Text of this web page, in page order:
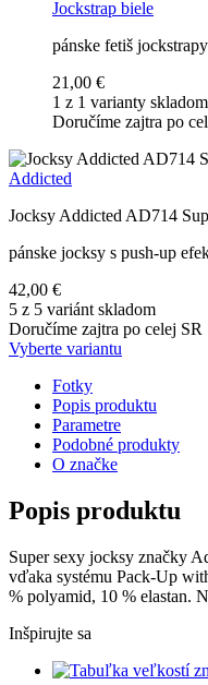
Jockstrap biele
pánske fetiš jockstrapy
21,00 €
1 z 1 varianty skladom
Doručíme zajtra po
Addicted
Jocksy Addicted AD714
pánske jocksy s push-up
42,00 €
5 z 5 variánt skladom
Doručíme zajtra po celej SR
Vyberte variantu
Fotky
Popis produktu
Parametre
Podobné produkty
O značke
Popis produktu
Super sexy jocksy značky
vďaka systému Pack-Up
% polyamid, 10 % elastan.
Inšpirujte sa